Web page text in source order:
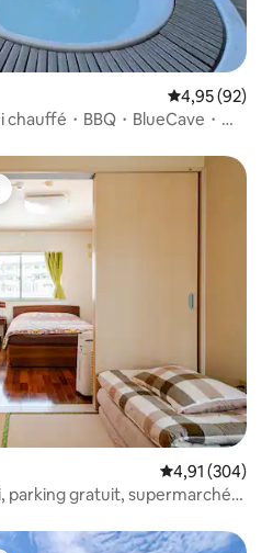
Évaluation
4,95 (92)
・BBQ・BlueCave・
Évaluation
4,91 (304)
parking gratuit, supermarché